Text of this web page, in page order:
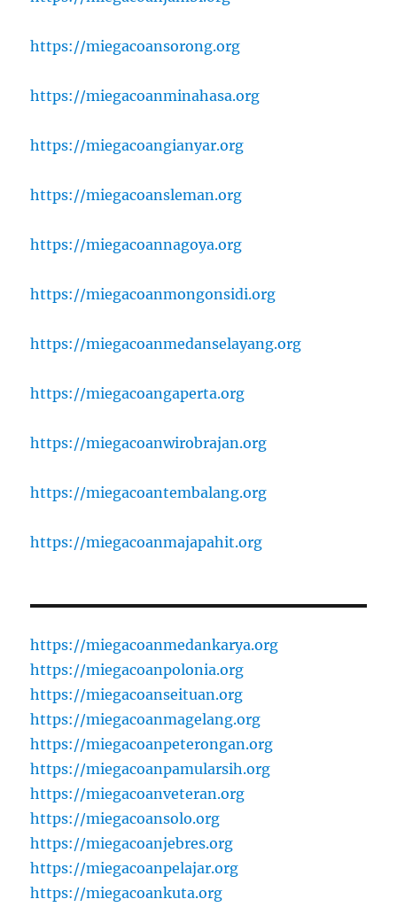
https://miegacoansorong.org
https://miegacoanminahasa.org
https://miegacoangianyar.org
https://miegacoansleman.org
https://miegacoannagoya.org
https://miegacoanmongonsidi.org
https://miegacoanmedanselayang.org
https://miegacoangaperta.org
https://miegacoanwirobrajan.org
https://miegacoantembalang.org
https://miegacoanmajapahit.org
https://miegacoanmedankarya.org
https://miegacoanpolonia.org
https://miegacoanseituan.org
https://miegacoanmagelang.org
https://miegacoanpeterongan.org
https://miegacoanpamularsih.org
https://miegacoanveteran.org
https://miegacoansolo.org
https://miegacoanjebres.org
https://miegacoanpelajar.org
https://miegacoankuta.org